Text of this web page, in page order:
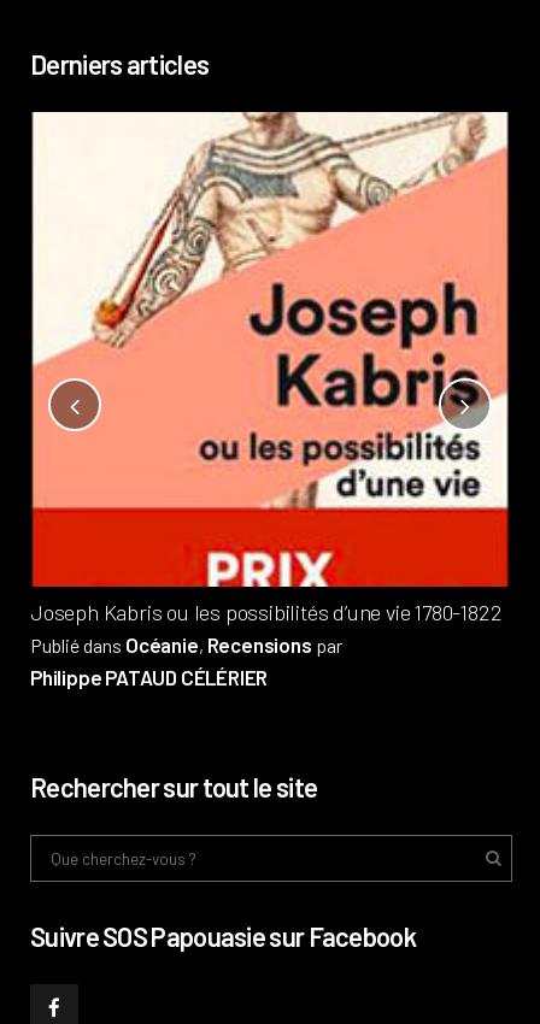
Derniers articles
Joseph Kabris ou les possibilités d’une vie 1780-1822
Publié dans Océanie, Recensions par
Philippe PATAUD CÉLÉRIER
Rechercher sur tout le site
Suivre SOS Papouasie sur Facebook